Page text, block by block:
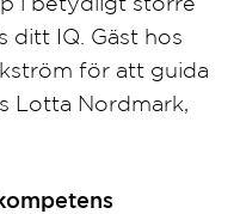
i betydligt större
ditt IQ. Gäst hos
för att guida
Lotta Nordmark,